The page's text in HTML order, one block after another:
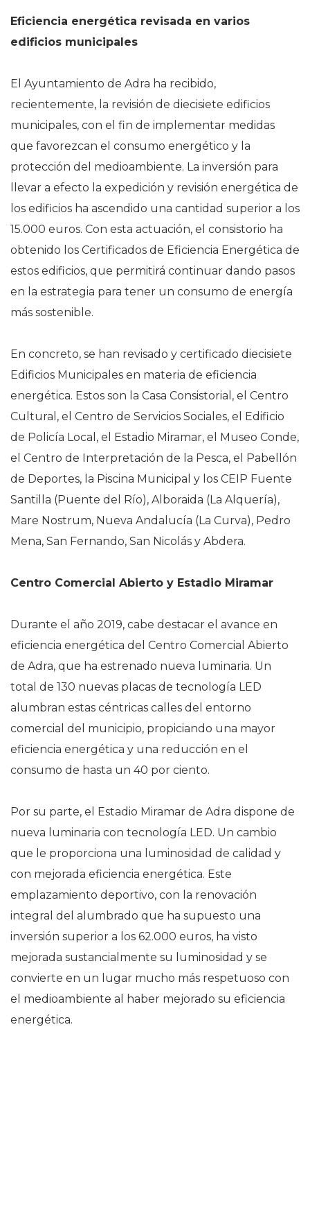
Eficiencia energética revisada en varios
edificios municipales
El Ayuntamiento de Adra ha recibido,
recientemente, la revisión de diecisiete edificios
municipales, con el fin de implementar medidas
que favorezcan el consumo energético y la
protección del medioambiente. La inversión para
llevar a efecto la expedición y revisión energética de
los edificios ha ascendido una cantidad superior a los
15.000 euros. Con esta actuación, el consistorio ha
obtenido los Certificados de Eficiencia Energética de
estos edificios, que permitirá continuar dando pasos
en la estrategia para tener un consumo de energía
más sostenible.
En concreto, se han revisado y certificado diecisiete
Edificios Municipales en materia de eficiencia
energética. Estos son la Casa Consistorial, el Centro
Cultural, el Centro de Servicios Sociales, el Edificio
de Policía Local, el Estadio Miramar, el Museo Conde,
el Centro de Interpretación de la Pesca, el Pabellón
de Deportes, la Piscina Municipal y los CEIP Fuente
Santilla (Puente del Río), Alboraida (La Alquería),
Mare Nostrum, Nueva Andalucía (La Curva), Pedro
Mena, San Fernando, San Nicolás y Abdera.
Centro Comercial Abierto y Estadio Miramar
Durante el año 2019, cabe destacar el avance en
eficiencia energética del Centro Comercial Abierto
de Adra, que ha estrenado nueva luminaria. Un
total de 130 nuevas placas de tecnología LED
alumbran estas céntricas calles del entorno
comercial del municipio, propiciando una mayor
eficiencia energética y una reducción en el
consumo de hasta un 40 por ciento.
Por su parte, el Estadio Miramar de Adra dispone de
nueva luminaria con tecnología LED. Un cambio
que le proporciona una luminosidad de calidad y
con mejorada eficiencia energética. Este
emplazamiento deportivo, con la renovación
integral del alumbrado que ha supuesto una
inversión superior a los 62.000 euros, ha visto
mejorada sustancialmente su luminosidad y se
convierte en un lugar mucho más respetuoso con
el medioambiente al haber mejorado su eficiencia
energética.